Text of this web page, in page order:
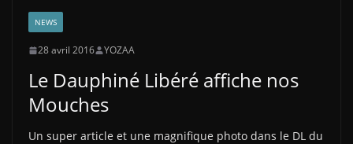
NEWS
28 avril 2016 YOZAA
Le Dauphiné Libéré affiche nos
Mouches
Un super article et une magnifique photo dans le DL du